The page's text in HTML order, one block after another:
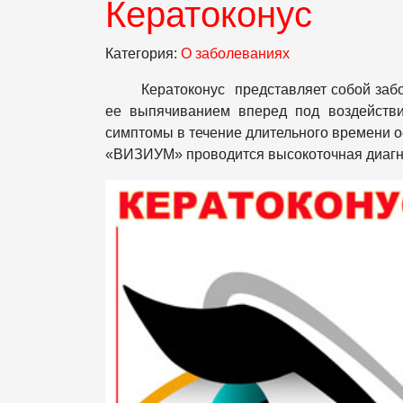
Кератоконус
Категория: О заболеваниях
Кератоконус представляет собой
ее выпячиванием вперед под
симптомы в течение длительного
«ВИЗИУМ» проводится высокоточная